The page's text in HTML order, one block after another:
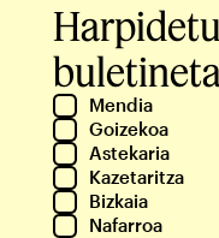
Mendia
Goizekoa
Astekaria
Kazetaritza
Bizkaia
Nafarroa